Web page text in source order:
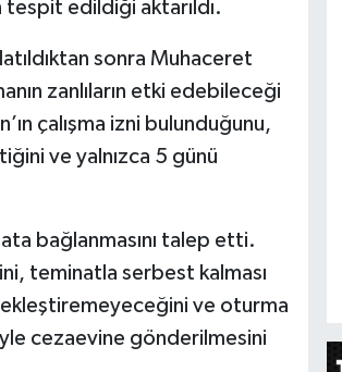
edildiği aktarıldı.
sonra Muhaceret
zanlıların etki edebileceği
çalışma izni bulunduğunu,
ve yalnızca 5 günü
bağlanmasını talep etti.
teminatla serbest kalması
ve oturma
cezaevine gönderilmesini